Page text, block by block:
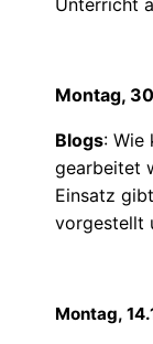
Montag,
Blogs: Wie
gearbeitet
Einsatz
vorgestellt
Montag,